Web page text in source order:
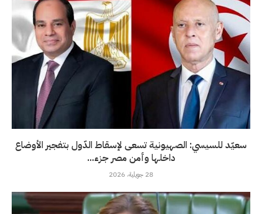
سعيّد للسيسي: الصهيونية تسعى لإسقاط الدّول بتفجير الأوضاع
داخلها وأمن مصر جزء...
28 جويلية، 2026